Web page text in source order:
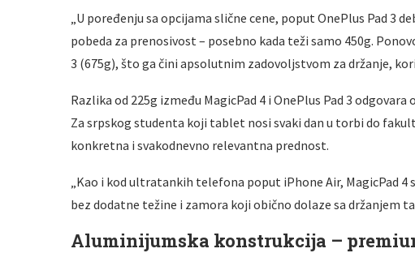
„U poređenju sa opcijama slične cene, poput OnePlus Pad 3
pobeda za prenosivost – posebno kada teži samo 450g.
3 (675g), što ga čini apsolutnim zadovoljstvom za držanje,
Razlika od 225g između MagicPad 4 i OnePlus Pad 3
Za srpskog studenta koji tablet nosi svaki dan u torbi do
konkretna i svakodnevno relevantna prednost.
„Kao i kod ultratankih telefona poput iPhone Air, MagicPad 4
bez dodatne težine i zamora koji obično dolaze sa držanjem
Aluminijumska konstrukcija –